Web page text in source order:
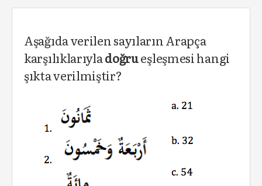
Aşağıda verilen sayıların Arapça
karşılıklarıyladoğrueşleşmesi hangi
şıkta verilmiştir?